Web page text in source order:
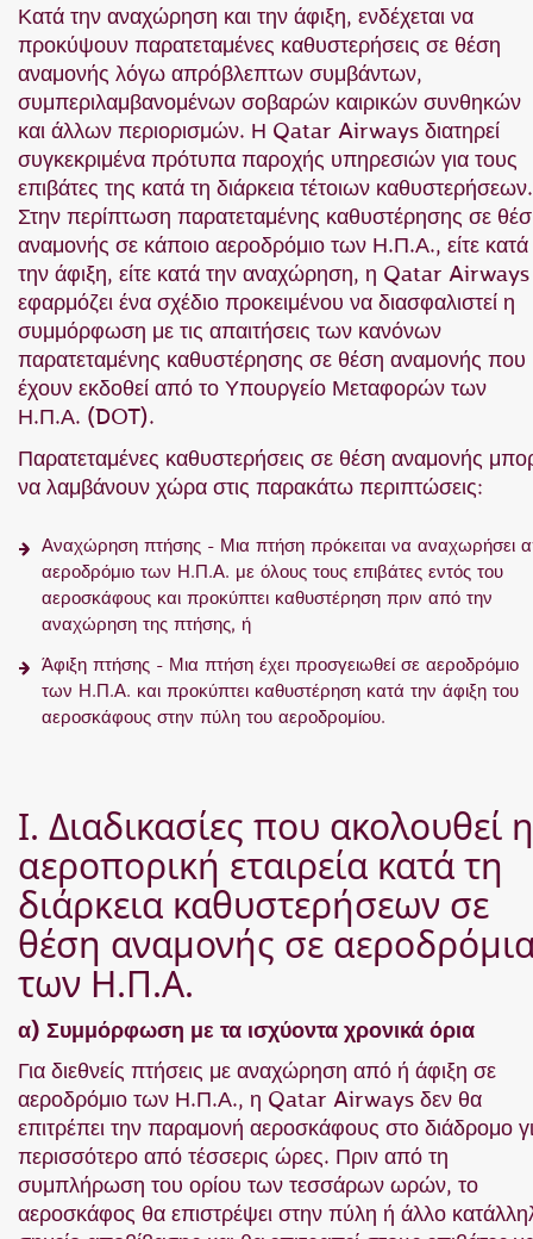
Κατά την αναχώρηση και την άφιξη, ενδέχεται να
προκύψουν παρατεταμένες καθυστερήσεις σε θέση
αναμονής λόγω απρόβλεπτων συμβάντων,
συμπεριλαμβανομένων σοβαρών καιρικών συνθηκών
και άλλων περιορισμών. Η Qatar Airways διατηρεί
συγκεκριμένα πρότυπα παροχής υπηρεσιών για τους
επιβάτες της κατά τη διάρκεια τέτοιων καθυστερήσεων.
Στην περίπτωση παρατεταμένης καθυστέρησης σε
αναμονής σε κάποιο αεροδρόμιο των Η.Π.Α., είτε κατά
την άφιξη, είτε κατά την αναχώρηση, η Qatar Airways
εφαρμόζει ένα σχέδιο προκειμένου να διασφαλιστεί η
συμμόρφωση με τις απαιτήσεις των κανόνων
παρατεταμένης καθυστέρησης σε θέση αναμονής που
έχουν εκδοθεί από το Υπουργείο Μεταφορών των
Η.Π.Α. (DOT).
Παρατεταμένες καθυστερήσεις σε θέση αναμονής
να λαμβάνουν χώρα στις παρακάτω περιπτώσεις:
Αναχώρηση πτήσης - Μια πτήση πρόκειται να αναχωρήσει
αεροδρόμιο των Η.Π.Α. με όλους τους επιβάτες εντός του
αεροσκάφους και προκύπτει καθυστέρηση πριν από την
αναχώρηση της πτήσης, ή
Άφιξη πτήσης - Μια πτήση έχει προσγειωθεί σε αεροδρόμιο
των Η.Π.Α. και προκύπτει καθυστέρηση κατά την άφιξη του
αεροσκάφους στην πύλη του αεροδρομίου.
I. Διαδικασίες που ακολουθεί η
αεροπορική εταιρεία κατά τη
διάρκεια καθυστερήσεων σε
θέση αναμονής σε
των Η.Π.Α.
α) Συμμόρφωση με τα ισχύοντα χρονικά όρια
Για διεθνείς πτήσεις με αναχώρηση από ή άφιξη σε
αεροδρόμιο των Η.Π.Α., η Qatar Airways δεν θα
επιτρέπει την παραμονή αεροσκάφους στο διάδρομο
περισσότερο από τέσσερις ώρες. Πριν από τη
συμπλήρωση του ορίου των τεσσάρων ωρών, το
αεροσκάφος θα επιστρέψει στην πύλη ή άλλο